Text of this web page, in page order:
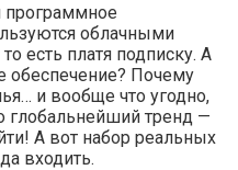
облачными
есть платя подписку. А
обеспечение? Почему
и вообще что угодно,
глобальнейший тренд —
А вот набор реальных
входить.